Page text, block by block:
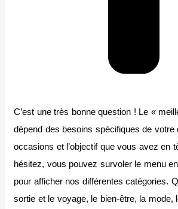
C’est une très bonne question ! Le «
dépend des besoins spécifiques de votre
occasions et l’objectif que vous avez en
hésitez, vous pouvez survoler le menu
pour afficher nos différentes catégories.
sortie et le voyage, le bien-être, la mode,